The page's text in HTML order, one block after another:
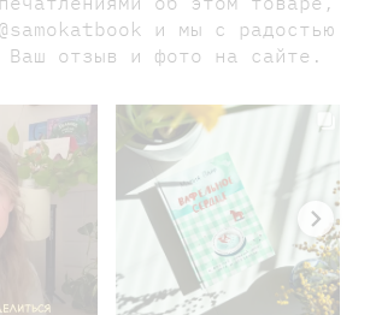
и мы с радостью
Ваш отзыв и фото на сайте.